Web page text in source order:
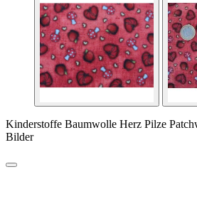
Kinderstoffe Baumwolle Herz Pilze
Bilder